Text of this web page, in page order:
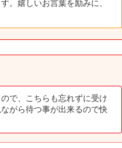
。嬉しいお言葉を励みに、
で、こちらも忘れずに受け
がら待つ事が出来るので快